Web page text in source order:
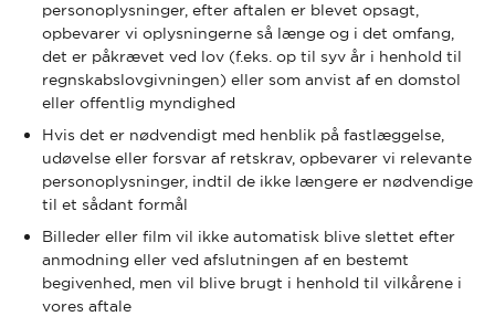
personoplysninger, efter aftalen er blevet opsagt,
opbevarer vi oplysningerne så længe og i det omfang,
det er påkrævet ved lov (f.eks. op til syv år i henhold til
regnskabslovgivningen) eller som anvist af en domstol
eller offentlig myndighed
Hvis det er nødvendigt med henblik på fastlæggelse,
udøvelse eller forsvar af retskrav, opbevarer vi relevante
personoplysninger, indtil de ikke længere er nødvendige
til et sådant formål
Billeder eller film vil ikke automatisk blive slettet efter
anmodning eller ved afslutningen af en bestemt
begivenhed, men vil blive brugt i henhold til vilkårene i
vores aftale